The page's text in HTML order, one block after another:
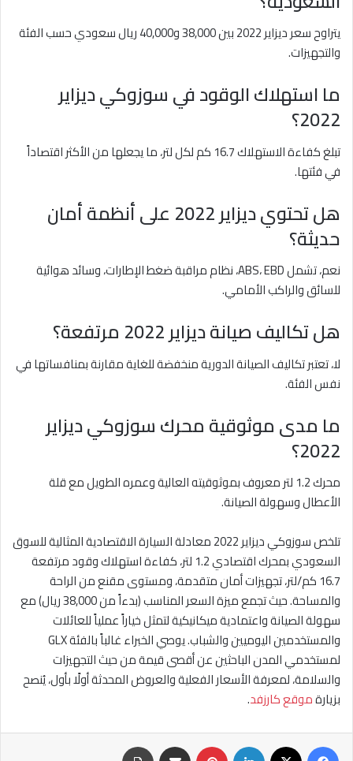
يتراوح سعر ديزاير 2022 بين 38,000 و40,000 ريال سعودي حسب الفئة
والتجهيزات.
ما استهلاك الوقود في سوزوكي ديزاير
2022؟
تبلغ كفاءة الاستهلاك 16.7 كم لكل لتر، ما يجعلها من الأكثر اقتصاداً
في فئتها.
هل تحتوي ديزاير 2022 على أنظمة أمان
حديثة؟
نعم، تشمل ABS، EBD، نظام مراقبة ضغط الإطارات، وسائد هوائية
للسائق والراكب الأمامي.
هل تكاليف صيانة ديزاير 2022 مرتفعة؟
لا، تعتبر تكاليف الصيانة الدورية منخفضة للغاية مقارنة بمنافساتها في
نفس الفئة.
ما مدى موثوقية محرك سوزوكي ديزاير
2022؟
محرك 1.2 لتر معروف بموثوقيته العالية وعمره الطويل مع قلة
الأعطال وسهولة الصيانة.
تلخص سوزوكي ديزاير 2022 معادلة السيارة الاقتصادية المثالية للسوق
السعودي بمحرك اقتصادي 1.2 لتر، كفاءة استهلاك وقود مرتفعة
16.7 كم/لتر، تجهيزات أمان متقدمة، ومستوى مقنع من الراحة
والمساحة. حيث تجمع ميزة السعر المناسب (بدءاً من 38,000 ريال) مع
سهولة الصيانة واعتمادية ميكانيكية لتمثل خياراً عملياً للعائلات
والمستخدمين اليوميين والشباب. يوصي الخبراء غالباً بالفئة GLX
لمستخدمي المدن الباحثين عن أقصى قيمة من حيث التجهيزات
والسلامة، لمعرفة الأسعار الفعلية والعروض المحدثة أولًا بأول، يُنصح
بزيارةموقع كارزفد.
فيسبوك ‫X لينكدإن بينتيريست مشاركة عبر البريد طباعة